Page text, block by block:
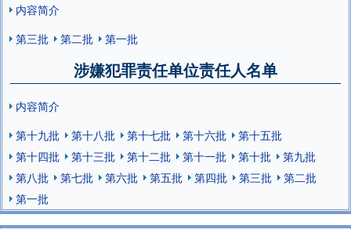
内容简介
第三批
第二批 第一批
涉嫌犯罪责任单位责任人名单
内容简介
第十九批
第十八批 第十七批 第十六批
第十五批
第十四批
第十三批 第十二批 第十一批 第十批
第九批
第八批
第七批 第六批 第五批 第四批 第三批
第二批
第一批